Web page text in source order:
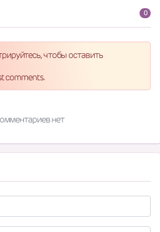
0
чтобы оставить
comments.
нет